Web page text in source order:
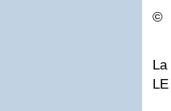
©
La